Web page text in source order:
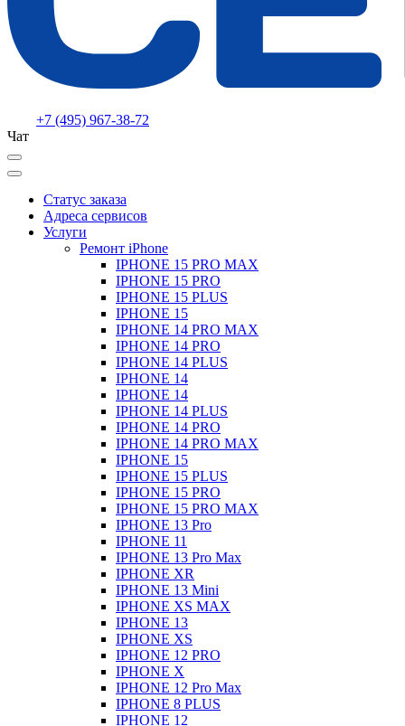
+7 (495) 967-38-72
Чат
Статус заказа
Адреса сервисов
Услуги
Ремонт iPhone
IPHONE 15 PRO MAX
IPHONE 15 PRO
IPHONE 15 PLUS
IPHONE 15
IPHONE 14 PRO MAX
IPHONE 14 PRO
IPHONE 14 PLUS
IPHONE 14
IPHONE 14
IPHONE 14 PLUS
IPHONE 14 PRO
IPHONE 14 PRO MAX
IPHONE 15
IPHONE 15 PLUS
IPHONE 15 PRO
IPHONE 15 PRO MAX
IPHONE 13 Pro
IPHONE 11
IPHONE 13 Pro Max
IPHONE XR
IPHONE 13 Mini
IPHONE XS MAX
IPHONE 13
IPHONE XS
IPHONE 12 PRO
IPHONE X
IPHONE 12 Pro Max
IPHONE 8 PLUS
IPHONE 12